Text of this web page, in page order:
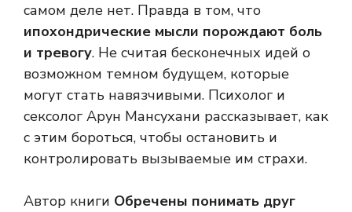
самом деле нет. Правда в том, что
ипохондрические мысли порождают боль
и тревогу. Не считая бесконечных идей о
возможном темном будущем, которые
могут стать навязчивыми. Психолог и
сексолог Арун Мансухани рассказывает, как
с этим бороться, чтобы остановить и
контролировать вызываемые им страхи.
Автор книги Обречены понимать друг